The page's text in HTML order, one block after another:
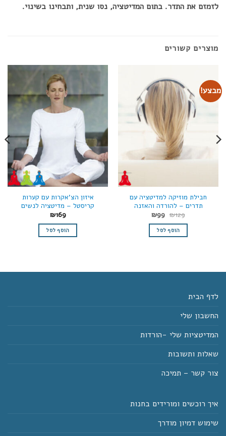
לזמזם את התדר. בתום המדיטציה, נסו שנית, ותבחינו בשינוי.
מוצרים קשורים
מבצע!
חבילת מוזיקה למדיטציה עם
תדרים – להורדה והאזנה
₪129 המחיר
המקורי
היה:
₪129.
₪99 המחיר
הוא:
₪99. הוסף לסל
איזון הצ'אקרות עם קערות
קריסטל – מדיטציה לנשים
₪169
הוסף לסל
לדף הבית
החשבון שלי
המדיטציות שלי -הורדות
שאלות ותשובות
צור קשר – תמיכה
איך רוכשים ומורידים בחנות
שימוש דמיון מודרך